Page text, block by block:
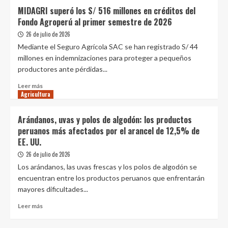
frente
a
El
y
obras
de
la
productividad
agraria
con
créditos
de
activo
MIDAGRI superó los S/ 516 millones en créditos del
Fondo Agroperú al primer semestre de 2026
26 de julio de 2026
Mediante el Seguro Agrícola SAC se han registrado S/ 44
millones en indemnizaciones para proteger a pequeños
productores ante pérdidas...
Leer más
más
superó
los
516
en
créditos
del
Agroperú
Agricultura
Arándanos, uvas y polos de algodón: los productos
peruanos más afectados por el arancel de 12,5% de
EE. UU.
26 de julio de 2026
Los arándanos, las uvas frescas y los polos de algodón se
encuentran entre los productos peruanos que enfrentarán
mayores dificultades...
Leer más